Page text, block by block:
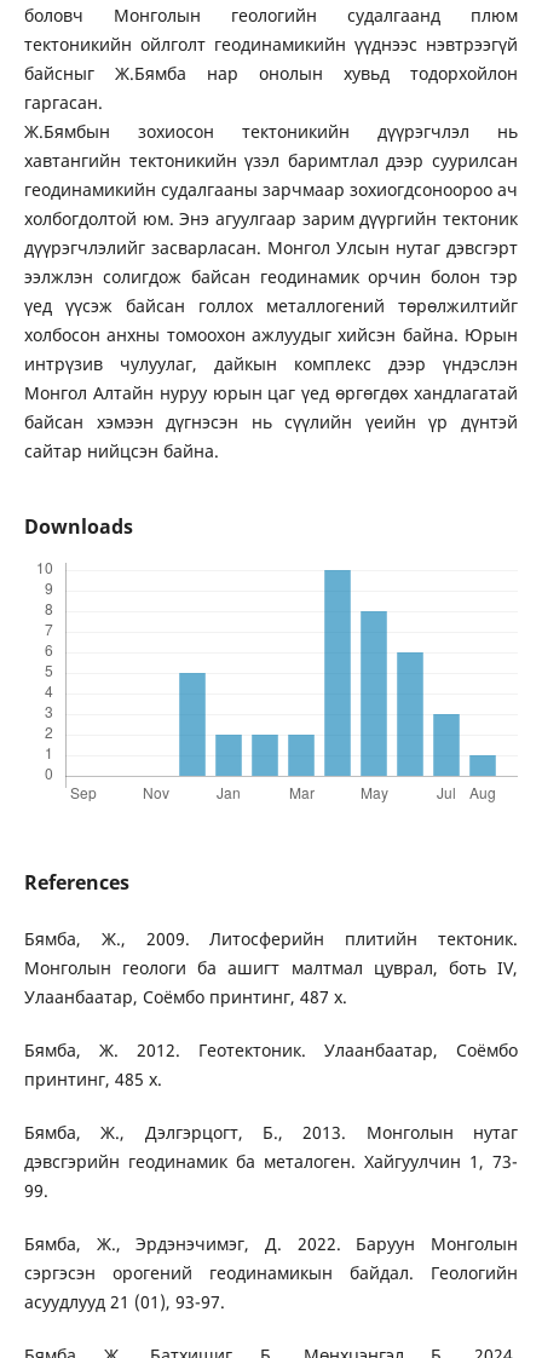
боловч Монголын геологийн судалгаанд плюм
тектоникийн ойлголт геодинамикийн үүднээс нэвтрээгүй
байсныг Ж.Бямба нар онолын хувьд тодорхойлон
гаргасан.
Ж.Бямбын зохиосон тектоникийн дүүрэгчлэл нь
хавтангийн тектоникийн үзэл баримтлал дээр суурилсан
геодинамикийн судалгааны зарчмаар зохиогдсоноороо ач
холбогдолтой юм. Энэ агуулгаар зарим дүүргийн тектоник
дүүрэгчлэлийг засварласан. Монгол Улсын нутаг дэвсгэрт
ээлжлэн солигдож байсан геодинамик орчин болон тэр
үед үүсэж байсан голлох металлогений төрөлжилтийг
холбосон анхны томоохон ажлуудыг хийсэн байна. Юрын
интрүзив чулуулаг, дайкын комплекс дээр үндэслэн
Монгол Алтайн нуруу юрын цаг үед өргөгдөх хандлагатай
байсан хэмээн дүгнэсэн нь сүүлийн үеийн үр дүнтэй
сайтар нийцсэн байна.
Downloads
References
Бямба, Ж., 2009. Литосферийн плитийн тектоник.
Монголын геологи ба ашигт малтмал цуврал, боть IV,
Улаанбаатар, Соёмбо принтинг, 487 х.
Бямба, Ж. 2012. Геотектоник. Улаанбаатар, Соёмбо
принтинг, 485 х.
Бямба, Ж., Дэлгэрцогт, Б., 2013. Монголын нутаг
дэвсгэрийн геодинамик ба металоген. Хайгуулчин 1, 73-
99.
Бямба, Ж., Эрдэнэчимэг, Д. 2022. Баруун Монголын
сэргэсэн орогений геодинамикын байдал. Геологийн
асуудлууд 21 (01), 93-97.